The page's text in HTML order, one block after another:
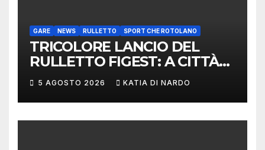
GARE NEWS RULLETTO SPORT CHE ROTOLANO
TRICOLORE LANCIO DEL
RULLETTO FIGEST: A CITTÀ
DI CASTELLO VINCONO
MARCHIGIANI ED UMBRI
5 AGOSTO 2026 KATIA DI NARDO